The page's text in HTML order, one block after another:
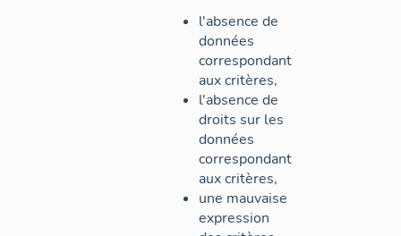
l'absence de
données
correspondant
aux critères,
l'absence de
droits sur les
données
correspondant
aux critères,
une mauvaise
expression